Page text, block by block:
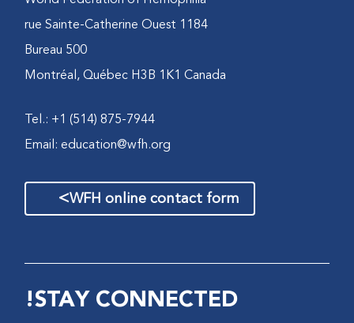
1184 rue Sainte-Catherine Ouest
Bureau 500
Montréal, Québec H3B 1K1 Canada
Tel.: +1 (514) 875-7944
Email:education@wfh.org
WFH online contact form
>
STAY CONNECTED!